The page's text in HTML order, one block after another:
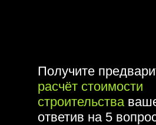
Получите
расчёт стоимости
строительства
ответив на 5